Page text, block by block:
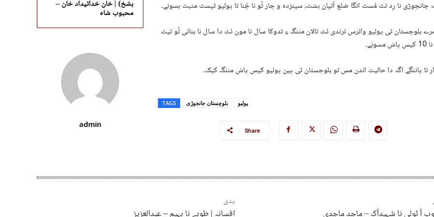
بشخ) | خان خدائیداد خان –
محبوب شاہ
admin
جانجوڑی نا رِد ئٹ مُسٹ انگا ضلع آتیان ہشت، سینزدہ و چار تُو نا چُنا تا پولیو ٹیسٹ مثبت بسونے۔
بلوچستان ٹی پولیو وائرس ترندی ئٹ تالان مننگ ءِ تدوکا سال نا مون ئٹ دا سال نا بنائی تُو تیٹ
تا پاننگے اگہ دا حالیت اندن مس تو بلوچستان ٹی پین پولیو کیس پاش مننگ کیک۔
TAGS بلوچستان جانجوڑی پولیو
Share
پدی
افسانہ | طوبے نا بہیم – عبدالعزیز آ ٹولی نا شہیدآک – ماجد ماجدی